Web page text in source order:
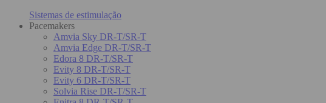
Sistemas de estimulação
Pacemakers
Amvia Sky DR-T/SR-T
Amvia Edge DR-T/SR-T
Edora 8 DR-T/SR-T
Evity 8 DR-T/SR-T
Evity 6 DR-T/SR-T
Solvia Rise DR-T/SR-T